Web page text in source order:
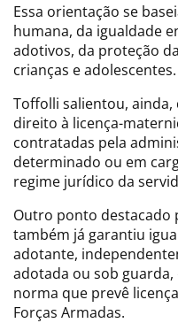
Essa orientação se
humana, da igualdade
adotivos, da proteção
crianças e adolescentes.
Toffolli salientou, ainda,
direito à licença-
contratadas pela
determinado ou em
regime jurídico da
Outro ponto destacado
também já garantiu
adotante,
adotada ou sob
norma que prevê
Forças Armadas.